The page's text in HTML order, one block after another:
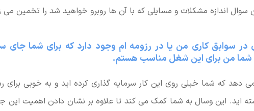
سوال اندازه مشکلات و مسایلی که با آن ها روبرو خواهید شد را تخمین می
رزومه ام وجود دارد که برای شما جای
شما من برای این شغل مناسب هستم.
دهد که شما خیلی روی این کار سرمایه گذاری کرده اید و به خوبی برای
اید. این وسال به شما کمک می کند تا علاوه بر نشان دادن اهمیت این